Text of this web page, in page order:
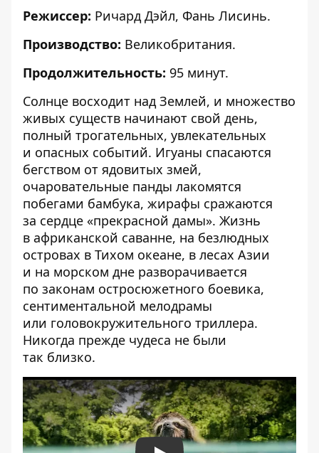
Режиссер: Ричард Дэйл, Фань Лисинь.
Производство: Великобритания.
Продолжительность: 95 минут.
Солнце восходит над Землей, и множество
живых существ начинают свой день,
полный трогательных, увлекательных
и опасных событий. Игуаны спасаются
бегством от ядовитых змей,
очаровательные панды лакомятся
побегами бамбука, жирафы сражаются
за сердце «прекрасной дамы». Жизнь
в африканской саванне, на безлюдных
островах в Тихом океане, в лесах Азии
и на морском дне разворачивается
по законам остросюжетного боевика,
сентиментальной мелодрамы
или головокружительного триллера.
Никогда прежде чудеса не были
так близко.